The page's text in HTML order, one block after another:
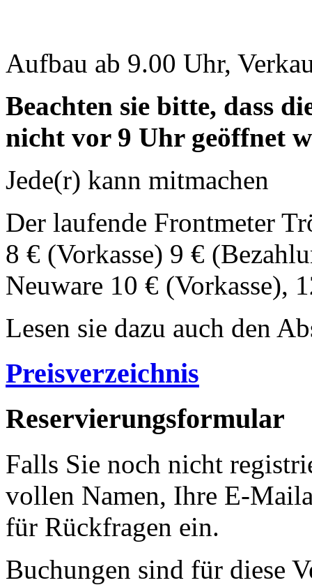
Aufbau ab 9.00 Uhr,
Beachten sie bitte, dass
nicht vor 9 Uhr geöffnet
Jede(r) kann mitmachen
Der laufende Frontmeter
8 € (Vorkasse) 9 €
Neuware 10 € (Vorkasse),
Lesen sie dazu auch den
Preisverzeichnis
Reservierungsformular
Falls Sie noch nicht
vollen Namen, Ihre E-
für Rückfragen ein.
Buchungen sind für diese